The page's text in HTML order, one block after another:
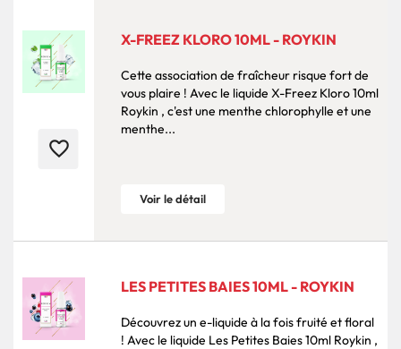
favorite_border
X-FREEZ KLORO 10ML - ROYKIN
Cette association de fraîcheur risque fort de
vous plaire ! Avec le liquide X-Freez Kloro 10ml
Roykin , c'est une menthe chlorophylle et une
menthe...
Voir le détail
LES PETITES BAIES 10ML - ROYKIN
Découvrez un e-liquide à la fois fruité et floral
! Avec le liquide Les Petites Baies 10ml Roykin ,